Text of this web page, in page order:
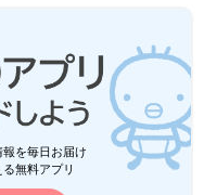
を毎日お届け
無料アプリ